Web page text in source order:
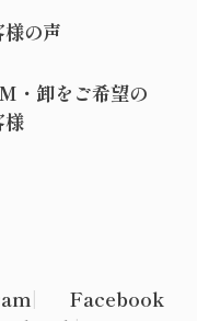
様の声
・卸をご希望の
様
Facebook